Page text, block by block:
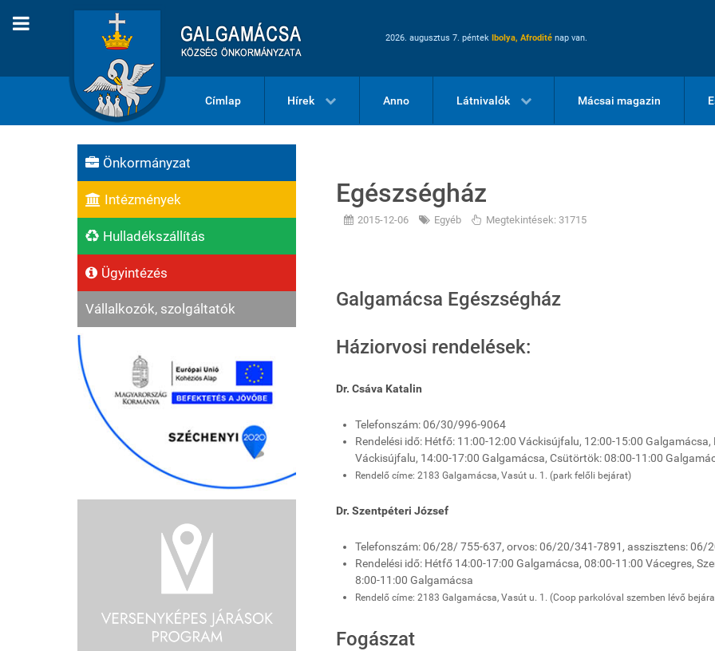
2026. augusztus 7. péntek Ibolya, Afrodité nap van.
Címlap Hírek Anno Látnivalók Mácsai magazin
Önkormányzat
Intézmények
Hulladékszállítás
Ügyintézés
Vállalkozók, szolgáltatók
Egészségház
2015-12-06 Egyéb Megtekintések: 31715
Galgamácsa Egészségház
Háziorvosi rendelések:
Dr. Csáva Katalin
Telefonszám: 06/30/996-9064
Rendelési idő: Hétfő: 11:00-12:00 Váckisújfalu, 12:00-15:00
Váckisújfalu, 14:00-17:00 Galgamácsa, Csütörtök: 08:00-11:00
Rendelő címe: 2183 Galgamácsa, Vasút u. 1. (park felőli bejárat)
Dr. Szentpéteri József
Telefonszám: 06/28/ 755-637, orvos: 06/20/341-7891, asszisztens: 06/
Rendelési idő: Hétfő 14:00-17:00 Galgamácsa, 08:00-11:00 Vácegres,
8:00-11:00 Galgamácsa
Rendelő címe: 2183 Galgamácsa, Vasút u. 1. (Coop parkolóval szemben lévő
Fogászat